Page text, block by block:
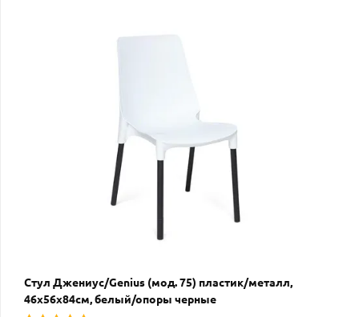
Стул Джениус/Genius (мод. 75) пластик/металл,
46x56x84cм, белый/опоры черные